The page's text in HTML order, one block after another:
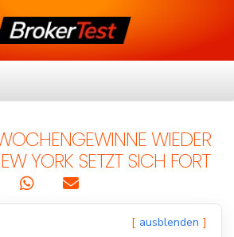
WIEDER
YORK SETZT SICH FORT
ausblenden